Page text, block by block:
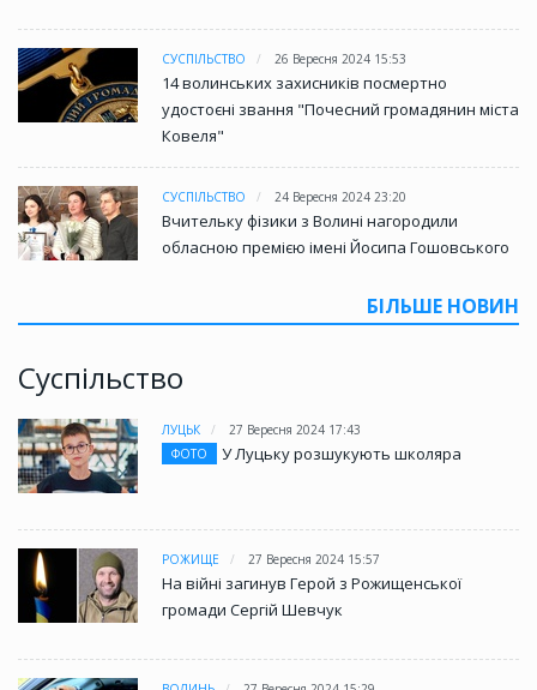
СУСПІЛЬСТВО 26 Вересня 2024 15:53
14 волинських захисників посмертно
удостоєні звання "Почесний громадянин міста
Ковеля"
СУСПІЛЬСТВО 24 Вересня 2024 23:20
Вчительку фізики з Волині нагородили
обласною премією імені Йосипа Гошовського
БІЛЬШЕ НОВИН
Суспільство
ЛУЦЬК
27 Вересня 2024 17:43
ФОТО
У Луцьку розшукують школяра
РОЖИЩЕ 27 Вересня 2024 15:57
На війні загинув Герой з Рожищенської
громади Сергій Шевчук